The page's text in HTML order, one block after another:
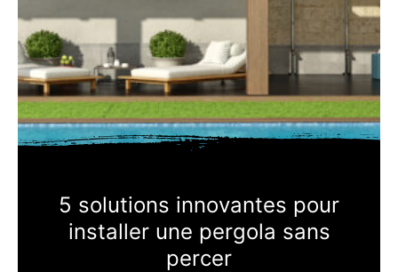
5 solutions innovantes pour
installer une pergola sans
percer